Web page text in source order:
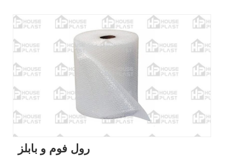
رول فوم و بابلز